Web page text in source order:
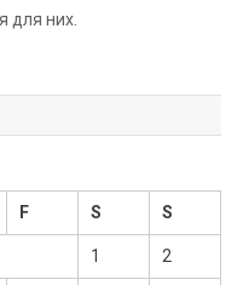
для них.
F S S
1 2